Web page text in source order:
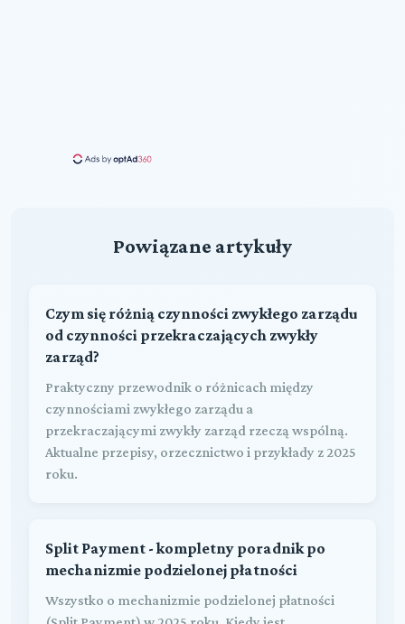
Powiązane artykuły
Czym się różnią czynności zwykłego zarządu
od czynności przekraczających zwykły
zarząd?
Praktyczny przewodnik o różnicach między
czynnościami zwykłego zarządu a
przekraczającymi zwykły zarząd rzeczą wspólną.
Aktualne przepisy, orzecznictwo i przykłady z 2025
roku.
Split Payment - kompletny poradnik po
mechanizmie podzielonej płatności
Wszystko o mechanizmie podzielonej płatności